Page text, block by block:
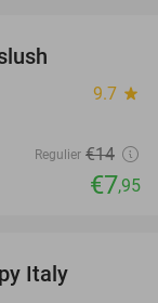
9.7 star
Regulier €14
€7,95
Italy